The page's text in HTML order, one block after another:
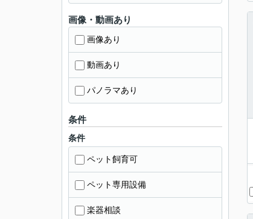
画像・動画あり
画像あり
動画あり
パノラマあり
条件
条件
ペット飼育可
ペット専用設備
楽器相談